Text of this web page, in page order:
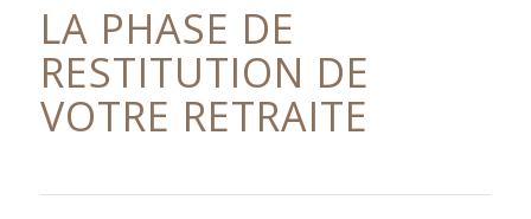
LA PHASE DE
RESTITUTION DE
VOTRE RETRAITE